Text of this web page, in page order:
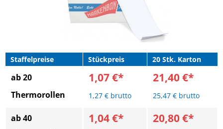
Staffelpreise Stückpreis 20 Stk. Karton
ab 20
Thermorollen
1,07 €*
1,27 € brutto
21,40 €*
25,47 € brutto
ab 40
1,04 €* 20,80 €*